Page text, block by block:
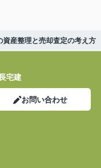
産整理と売却査定の考え方
宅建
お問い合わせ